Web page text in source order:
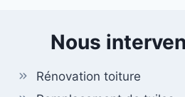
Nous
Rénovation toiture